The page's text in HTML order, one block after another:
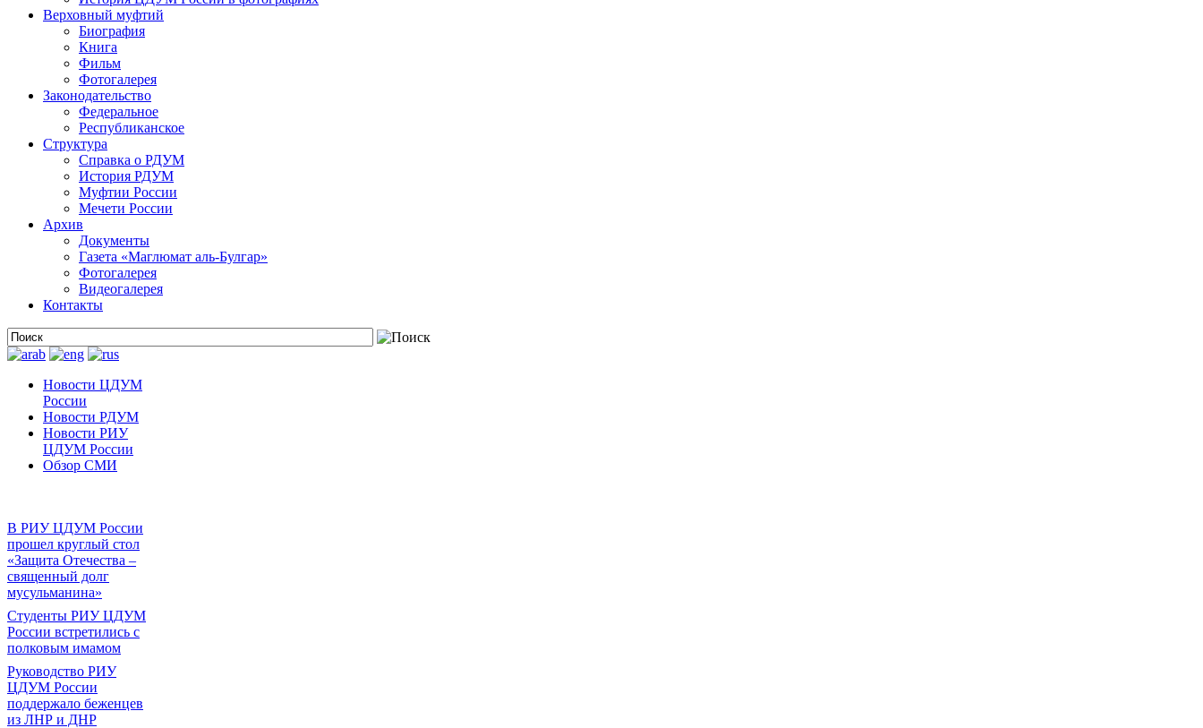
Верховный муфтий
Биография
Книга
Фильм
Фотогалерея
Законодательство
Федеральное
Республиканское
Структура
Справка о РДУМ
История РДУМ
Муфтии России
Мечети России
Архив
Документы
Газета «Маглюмат аль-Булгар»
Фотогалерея
Видеогалерея
Контакты
Новости ЦДУМ
России
Новости РДУМ
Новости РИУ
ЦДУМ России
Обзор СМИ
В РИУ ЦДУМ России
прошел круглый стол
«Защита Отечества –
священный долг
мусульманина»
Студенты РИУ ЦДУМ
России встретились с
полковым имамом
Руководство РИУ
ЦДУМ России
поддержало беженцев
из ЛНР и ДНР